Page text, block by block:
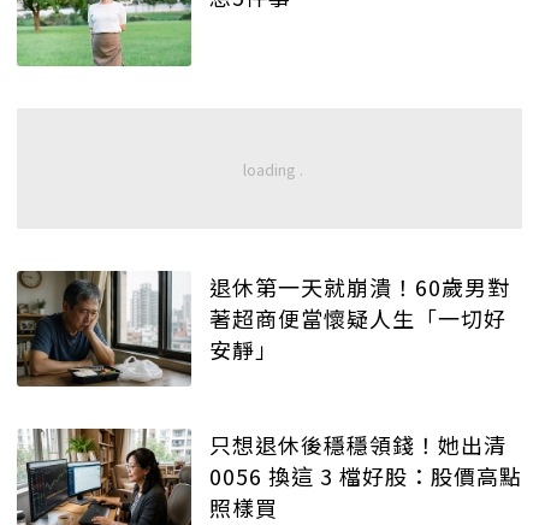
退休第一天就崩潰！60歲男對
著超商便當懷疑人生「一切好
安靜」
只想退休後穩穩領錢！她出清
0056 換這 3 檔好股：股價高點
照樣買